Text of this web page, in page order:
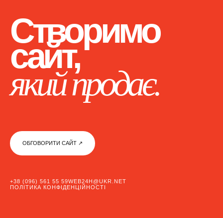
Створимо
сайт,
який продає.
ОБГОВОРИТИ САЙТ ↗︎
+38 (096) 561 55 59WEB24H@UKR.NET
ПОЛІТИКА КОНФІДЕНЦІЙНОСТІ